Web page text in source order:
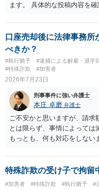
ます。 具体的な投稿内容を
でしょう。
口座売却後に法律事務
べきか？
#執行猶予 #逮捕による解雇・退学
#特殊詐欺
#加害者
2026年7月23日
刑事事件に強い弁護士
本庄 卓磨 弁護士
ご不安かと思いますが、請
とは限らず、事情によっては
もっとも、何も対応をしな
めします。
特殊詐欺の受け子で拘留
#加害者 #特殊詐欺 #執行猶予 #